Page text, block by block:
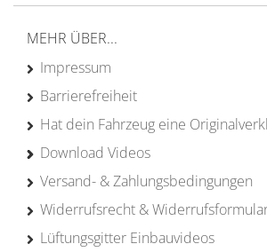
MEHR ÜBER...
Impressum
Barrierefreiheit
Hat dein Fahrzeug eine
Download Videos
Versand- & Zahlungsbedingungen
Widerrufsrecht &
Lüftungsgitter Einbauvideos